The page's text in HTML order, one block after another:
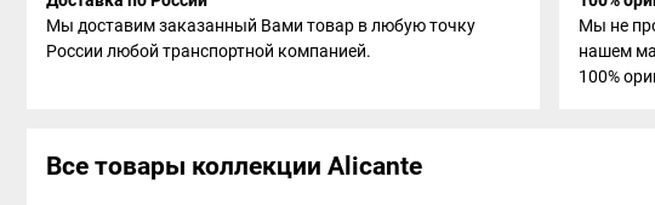
Мы доставим заказанный Вами товар в любую точку
России любой транспортной компанией.
Мы не
нашем
100%
Все товары коллекции Alicante